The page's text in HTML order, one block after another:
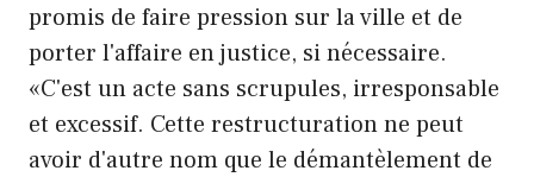
promis de faire pression sur la ville et de
porter l'affaire en justice, si nécessaire.
«C'est un acte sans scrupules, irresponsable
et excessif. Cette restructuration ne peut
avoir d'autre nom que le démantèlement de